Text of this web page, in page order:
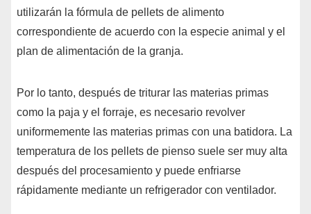
utilizarán la fórmula de pellets de alimento
correspondiente de acuerdo con la especie animal y el
plan de alimentación de la granja.
Por lo tanto, después de triturar las materias primas
como la paja y el forraje, es necesario revolver
uniformemente las materias primas con una batidora. La
temperatura de los pellets de pienso suele ser muy alta
después del procesamiento y puede enfriarse
rápidamente mediante un refrigerador con ventilador.